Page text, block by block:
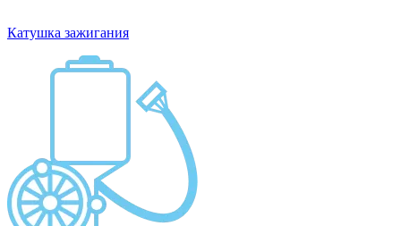
Катушка зажигания